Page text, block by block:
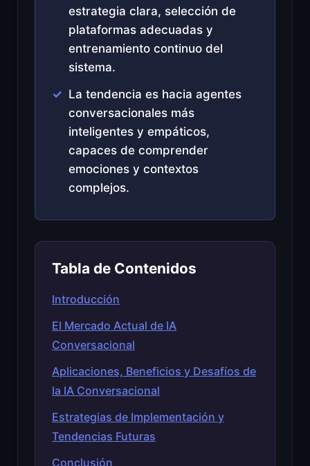
estrategia clara, selección de
plataformas adecuadas y
entrenamiento continuo del
sistema.
La tendencia es hacia agentes
conversacionales más
inteligentes y empáticos,
capaces de comprender
emociones y contextos
complejos.
Tabla de Contenidos
Introducción
El Mercado Actual de IA
Conversacional
Aplicaciones, Beneficios y Desafíos de
la IA Conversacional
Estrategias de Implementación y
Tendencias Futuras
Conclusión